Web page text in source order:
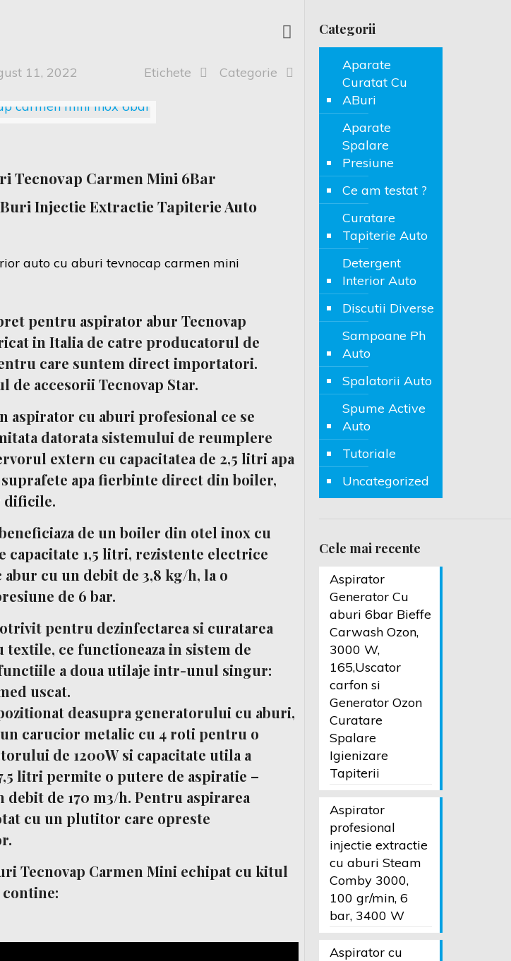
11, 2022 Categorie
Etichete
Tecnovap Carmen Mini 6Bar
Injectie Extractie Tapiterie Auto
pentru aspirator abur Tecnovap
in Italia de catre producatorul de
care suntem direct importatori.
accesorii Tecnovap Star.
aspirator cu aburi profesional ce se
datorata sistemului de reumplere
extern cu capacitatea de 2,5 litri apa
apa fierbinte direct din boiler,
dificile.
de un boiler din otel inox cu
capacitate 1,5 litri, rezistente electrice
cu un debit de 3,8 kg/h, la o
de 6 bar.
pentru dezinfectarea si curatarea
ce functioneaza in sistem de
a doua utilaje intr-unul singur:
uscat.
deasupra generatorului cu aburi,
carucior metalic cu 4 roti pentru o
de 1200W si capacitate utila a
litri permite o putere de aspiratie –
debit de 170 m3/h. Pentru aspirarea
cu un plutitor care opreste
Tecnovap Carmen Mini echipat cu kitul
contine:
Categorii
Aparate
Curatat Cu
ABuri
Aparate
Spalare
Presiune
Ce am testat ?
Curatare
Tapiterie Auto
Detergent
Interior Auto
Discutii Diverse
Sampoane Ph
Auto
Spalatorii Auto
Spume Active
Auto
Tutoriale
Uncategorized
Cele mai recente
Aspirator
Generator Cu
aburi 6bar Bieffe
Carwash Ozon,
3000 W,
165,Uscator
carfon si
Generator Ozon
Curatare
Spalare
Igienizare
Tapiterii
Aspirator
profesional
injectie extractie
cu aburi Steam
Comby 3000,
100 gr/min, 6
bar, 3400 W
Aspirator cu